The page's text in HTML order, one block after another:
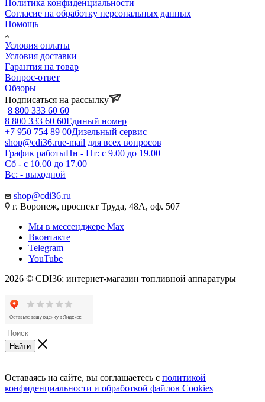
Политика конфиденциальности
Согласие на обработку персональных данных
Помощь
Условия оплаты
Условия доставки
Гарантия на товар
Вопрос-ответ
Обзоры
Подписаться на рассылку
8 800 333 60 60
8 800 333 60 60Единый номер
+7 950 754 89 00Дизельный сервис
shop@cdi36.rue-mail для всех вопросов
График работыПн - Пт: с 9.00 до 19.00
Сб - с 10.00 до 17.00
Вс: - выходной
shop@cdi36.ru
г. Воронеж, проспект Труда, 48А, оф. 507
Мы в мессенджере Max
Вконтакте
Telegram
YouTube
2026 © CDI36: интернет-магазин топливной аппаратуры
Найти
Оставаясь на сайте, вы соглашаетесь с политикой
конфиденциальности и обработкой файлов Cookies